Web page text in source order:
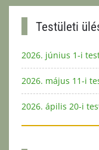
Testületi
2026. június 1-i
2026. május 11-i
2026. ápilis 20-i